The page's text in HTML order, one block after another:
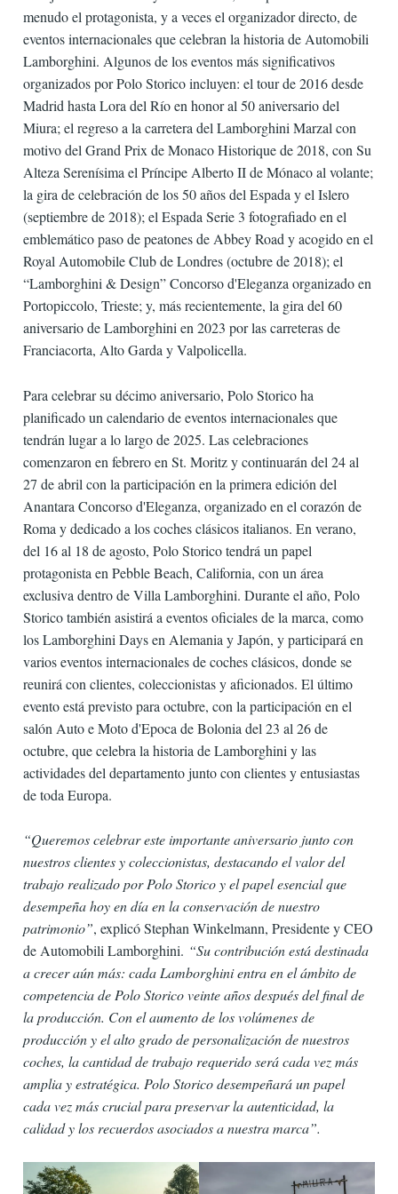
menudo el protagonista, y a veces el organizador directo, de
eventos internacionales que celebran la historia de Automobili
Lamborghini. Algunos de los eventos más significativos
organizados por Polo Storico incluyen: el tour de 2016 desde
Madrid hasta Lora del Río en honor al 50 aniversario del
Miura; el regreso a la carretera del Lamborghini Marzal con
motivo del Grand Prix de Monaco Historique de 2018, con Su
Alteza Serenísima el Príncipe Alberto II de Mónaco al volante;
la gira de celebración de los 50 años del Espada y el Islero
(septiembre de 2018); el Espada Serie 3 fotografiado en el
emblemático paso de peatones de Abbey Road y acogido en el
Royal Automobile Club de Londres (octubre de 2018); el
“Lamborghini & Design” Concorso d'Eleganza organizado en
Portopiccolo, Trieste; y, más recientemente, la gira del 60
aniversario de Lamborghini en 2023 por las carreteras de
Franciacorta, Alto Garda y Valpolicella.
Para celebrar su décimo aniversario, Polo Storico ha
planificado un calendario de eventos internacionales que
tendrán lugar a lo largo de 2025. Las celebraciones
comenzaron en febrero en St. Moritz y continuarán del 24 al
27 de abril con la participación en la primera edición del
Anantara Concorso d'Eleganza, organizado en el corazón de
Roma y dedicado a los coches clásicos italianos. En verano,
del 16 al 18 de agosto, Polo Storico tendrá un papel
protagonista en Pebble Beach, California, con un área
exclusiva dentro de Villa Lamborghini. Durante el año, Polo
Storico también asistirá a eventos oficiales de la marca, como
los Lamborghini Days en Alemania y Japón, y participará en
varios eventos internacionales de coches clásicos, donde se
reunirá con clientes, coleccionistas y aficionados. El último
evento está previsto para octubre, con la participación en el
salón Auto e Moto d'Epoca de Bolonia del 23 al 26 de
octubre, que celebra la historia de Lamborghini y las
actividades del departamento junto con clientes y entusiastas
de toda Europa.
“Queremos celebrar este importante aniversario junto con
nuestros clientes y coleccionistas, destacando el valor del
trabajo realizado por Polo Storico y el papel esencial que
desempeña hoy en día en la conservación de nuestro
patrimonio”, explicó Stephan Winkelmann, Presidente y CEO
de Automobili Lamborghini. “Su contribución está destinada
a crecer aún más: cada Lamborghini entra en el ámbito de
competencia de Polo Storico veinte años después del final de
la producción. Con el aumento de los volúmenes de
producción y el alto grado de personalización de nuestros
coches, la cantidad de trabajo requerido será cada vez más
amplia y estratégica. Polo Storico desempeñará un papel
cada vez más crucial para preservar la autenticidad, la
calidad y los recuerdos asociados a nuestra marca”.